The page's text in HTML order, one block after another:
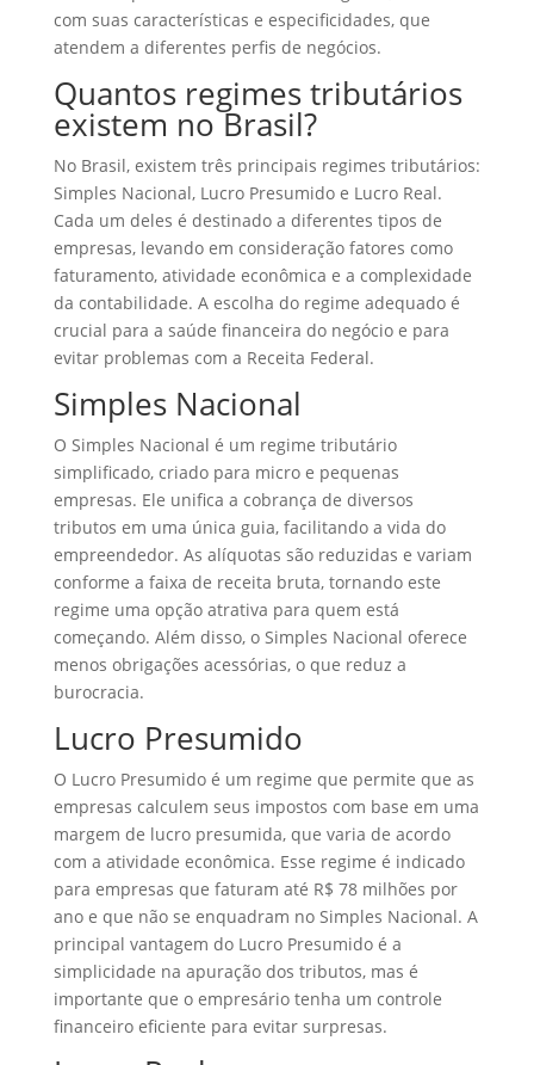
com suas características e especificidades, que
atendem a diferentes perfis de negócios.
Quantos regimes tributários
existem no Brasil?
No Brasil, existem três principais regimes tributários:
Simples Nacional, Lucro Presumido e Lucro Real.
Cada um deles é destinado a diferentes tipos de
empresas, levando em consideração fatores como
faturamento, atividade econômica e a complexidade
da contabilidade. A escolha do regime adequado é
crucial para a saúde financeira do negócio e para
evitar problemas com a Receita Federal.
Simples Nacional
O Simples Nacional é um regime tributário
simplificado, criado para micro e pequenas
empresas. Ele unifica a cobrança de diversos
tributos em uma única guia, facilitando a vida do
empreendedor. As alíquotas são reduzidas e variam
conforme a faixa de receita bruta, tornando este
regime uma opção atrativa para quem está
começando. Além disso, o Simples Nacional oferece
menos obrigações acessórias, o que reduz a
burocracia.
Lucro Presumido
O Lucro Presumido é um regime que permite que as
empresas calculem seus impostos com base em uma
margem de lucro presumida, que varia de acordo
com a atividade econômica. Esse regime é indicado
para empresas que faturam até R$ 78 milhões por
ano e que não se enquadram no Simples Nacional. A
principal vantagem do Lucro Presumido é a
simplicidade na apuração dos tributos, mas é
importante que o empresário tenha um controle
financeiro eficiente para evitar surpresas.